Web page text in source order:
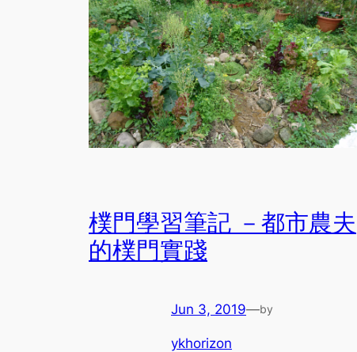
樸門學習筆記 －都市農夫
的樸門實踐
Jun 3, 2019—by
ykhorizon